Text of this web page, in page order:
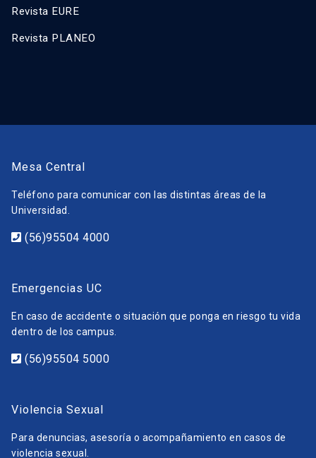
Revista EURE
Revista PLANEO
Mesa Central
Teléfono para comunicar con las distintas áreas de la
Universidad.
(56)95504 4000
Emergencias UC
En caso de accidente o situación que ponga en riesgo tu vida
dentro de los campus.
(56)95504 5000
Violencia Sexual
Para denuncias, asesoría o acompañamiento en casos de
violencia sexual.